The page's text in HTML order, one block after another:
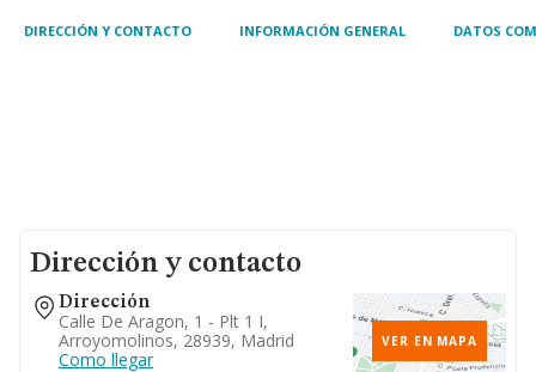
DIRECCIÓN Y CONTACTO INFORMACIÓN GENERAL DATOS
Dirección y contacto
Dirección
Calle De Aragon, 1 - Plt 1 I,
Arroyomolinos, 28939, Madrid
Como llegar
VER EN MAPA